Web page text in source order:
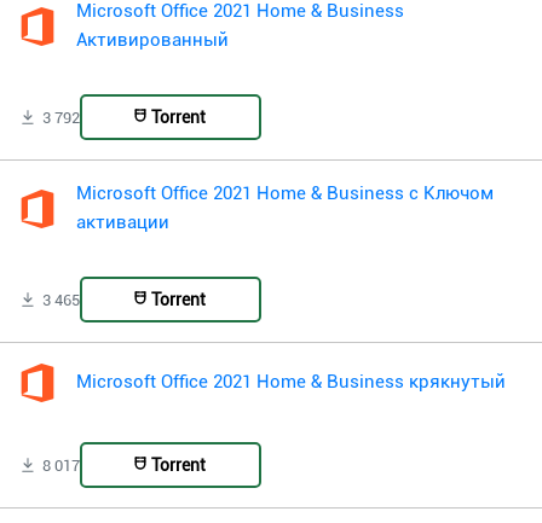
Microsoft Office 2021 Home & Business
Активированный
3 792 Torrent
Microsoft Office 2021 Home & Business с Ключом
активации
3 465 Torrent
Microsoft Office 2021 Home & Business крякнутый
8 017 Torrent